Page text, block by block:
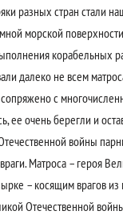
разных стран стали
морской
корабельных
далеко не всем
с
ее очень берегли и
войны парни
Матроса – героя
– косящим врагов из
Отечественной